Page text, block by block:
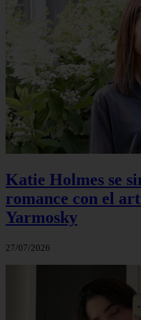
Katie Holmes se
romance con el
Yarmosky
27/07/2026